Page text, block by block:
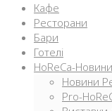
Кафе
Ресторани
Бари
Готелі
HoReCa-Новини
Новини
Pro-